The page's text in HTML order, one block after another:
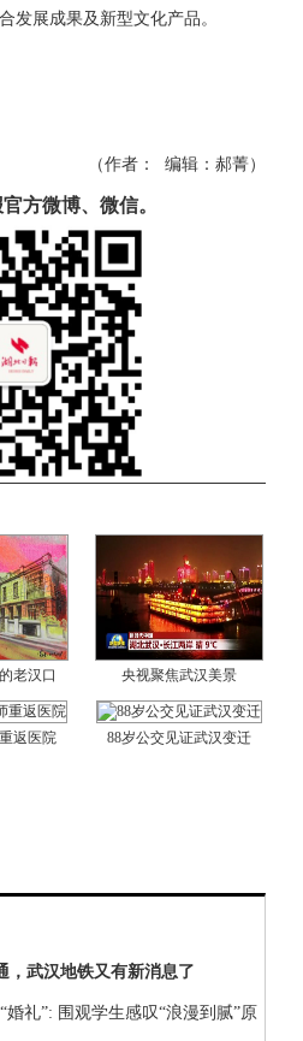
发展成果及新型文化产品。
（作者： 编辑： 郝菁）
方微博、微信。
老汉口 央视聚焦武汉美景
返医院 88岁公交见证武汉变迁
，武汉地铁又有新消息了
婚礼”: 围观学生感叹“浪漫到腻”原